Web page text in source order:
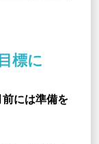
標に
には準備を